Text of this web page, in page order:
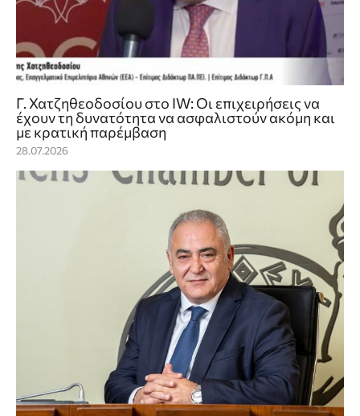
Γ. Χατζηθεοδοσίου στο IW: Οι επιχειρήσεις να
έχουν τη δυνατότητα να ασφαλιστούν ακόμη και
με κρατική παρέμβαση
28.07.2026